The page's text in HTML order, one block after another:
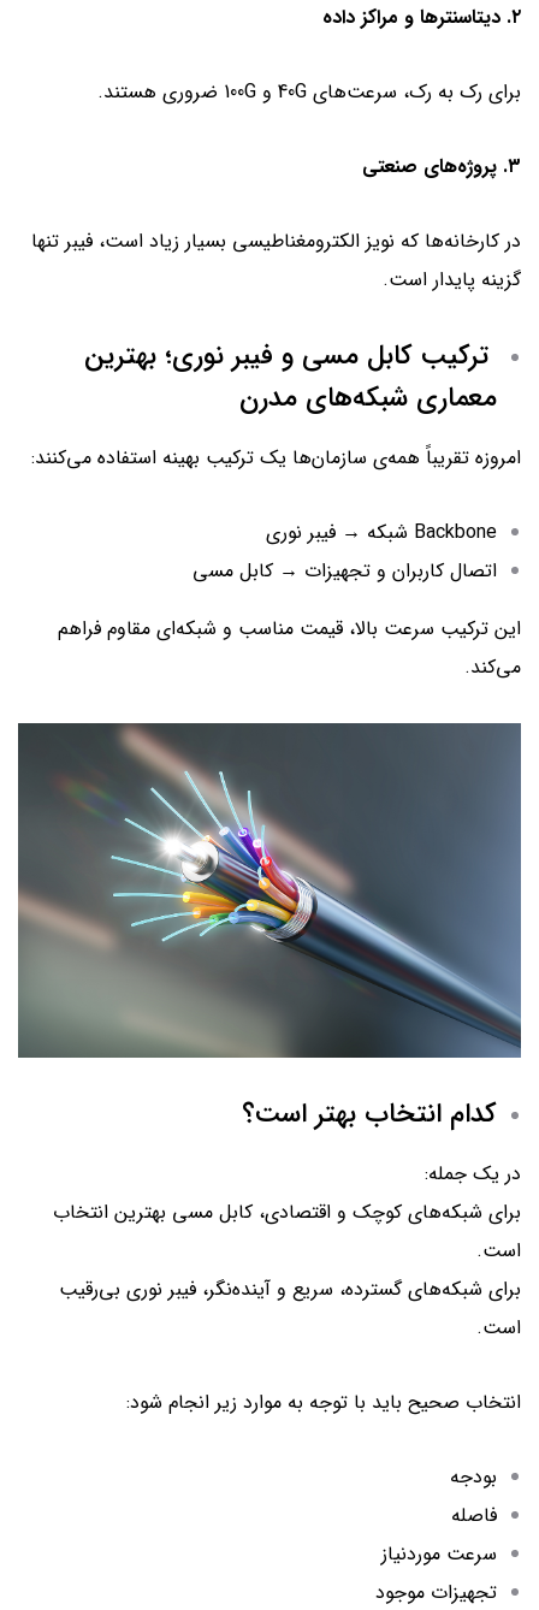
۲. دیتاسنترها و مراکز داده
برای رک به رک، سرعت‌های 40G و 100G ضروری هستند.
۳. پروژه‌های صنعتی
در کارخانه‌ها که نویز الکترومغناطیسی بسیار زیاد است، فیبر تنها
گزینه پایدار است.
ترکیب کابل مسی و فیبر نوری؛ بهترین
معماری شبکه‌های مدرن
امروزه تقریباً همه‌ی سازمان‌ها یک ترکیب بهینه استفاده می‌کنند:
Backbone شبکه → فیبر نوری
اتصال کاربران و تجهیزات → کابل مسی
این ترکیب سرعت بالا، قیمت مناسب و شبکه‌ای مقاوم فراهم
می‌کند.
کدام انتخاب بهتر است؟
در یک جمله:
برای شبکه‌های کوچک و اقتصادی، کابل مسی بهترین انتخاب
است.
برای شبکه‌های گسترده، سریع و آینده‌نگر، فیبر نوری بی‌رقیب
است.
انتخاب صحیح باید با توجه به موارد زیر انجام شود:
بودجه
فاصله
سرعت موردنیاز
تجهیزات موجود